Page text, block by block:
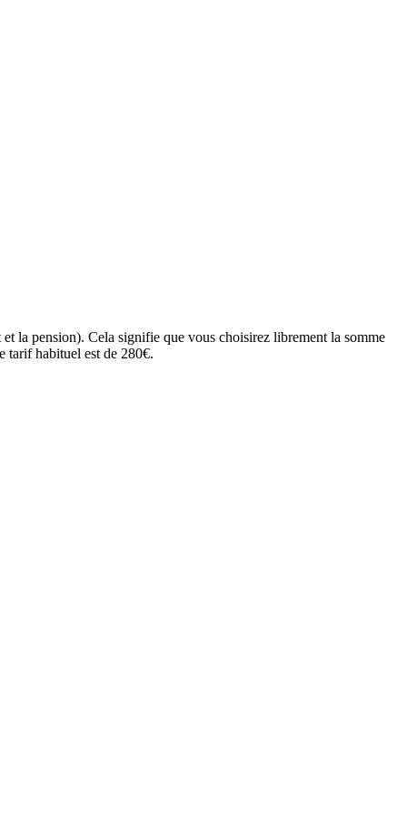
la pension). Cela signifie que vous choisirez librement la somme
tarif habituel est de 280€.